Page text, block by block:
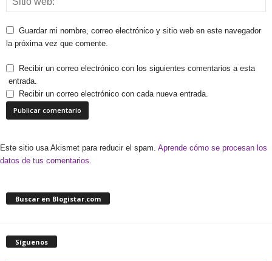
Guardar mi nombre, correo electrónico y sitio web en este navegador
la próxima vez que comente.
Recibir un correo electrónico con los siguientes comentarios a esta
entrada.
Recibir un correo electrónico con cada nueva entrada.
Este sitio usa Akismet para reducir el spam. Aprende cómo se procesan los
datos de tus comentarios.
Buscar en Blogistar.com
Síguenos